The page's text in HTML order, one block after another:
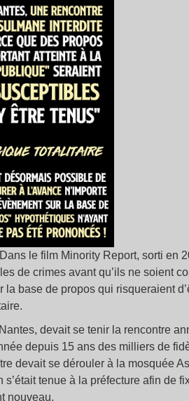
le film Minority Report, sorti en
de crimes avant qu’ils ne soient
base de propos qui risqueraient
devait se tenir la rencontre
depuis 15 ans des milliers de
devait se dérouler à la mosquée
tenue à la préfecture afin de
nouveau.